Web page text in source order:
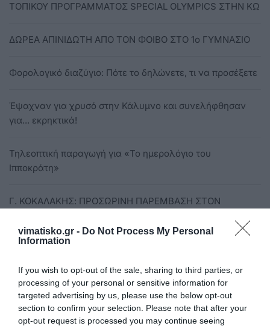
vimatisko.gr - Do Not Process My Personal
Information
If you wish to opt-out of the sale, sharing to third parties, or
processing of your personal or sensitive information for
targeted advertising by us, please use the below opt-out
section to confirm your selection. Please note that after your
opt-out request is processed you may continue seeing
ΤΟΠΙΚΟΥ ΠΡΟΓΡΑΜΜΑΤΟΣ SPECIAL OLYMPICS ΣΤΗΝ ΚΩ
ΔΩΡΕΑ ΑΠΙΝΙΔΩΤΗ ΑΠΟ ΤΟΝ ΦΟΙΒΟ ΣΤΟ 1ο ΓΥΜΝΑΣΙΟ
Φορολογικό διαζύγιο: Πότε το δηλώνετε, τι να προσέξετε
Έψαχναν για χρυσό στην Κάλυμνο και συνελήφθησαν
για... εκρηκτικά!
Τηλεοπτική παραγωγή για «Το ημερολόγιο του
Ιπποκράτη»
Γ. ΚΟΚΑΛΑΚΗΣ: ΠΡΟΣΩΡΙΝΗ ΠΑΡΕΜΒΑΣΗ ΣΤΟΝ
Τραγωδία με νεαρή γυναίκα μητέρα δύο μικρών παιδιών
στη Λαμία